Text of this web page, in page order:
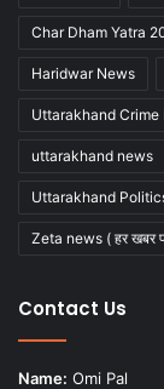
Char Dham Yatra
Haridwar News
Uttarakhand Crime
uttarakhand news
Uttarakhand
Zeta news ( हर खबर
Contact Us
Name: Omi Pal